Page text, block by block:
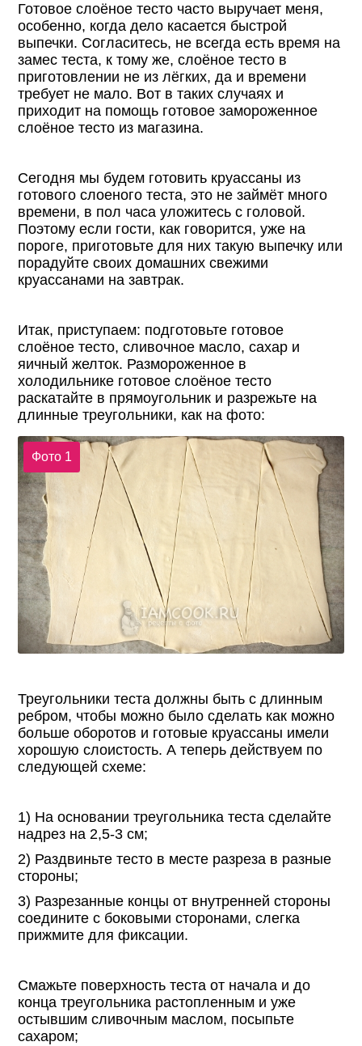
Готовое слоёное тесто часто выручает меня,
особенно, когда дело касается быстрой
выпечки. Согласитесь, не всегда есть время на
замес теста, к тому же, слоёное тесто в
приготовлении не из лёгких, да и времени
требует не мало. Вот в таких случаях и
приходит на помощь готовое замороженное
слоёное тесто из магазина.
Сегодня мы будем готовить круассаны из
готового слоеного теста, это не займёт много
времени, в пол часа уложитесь с головой.
Поэтому если гости, как говорится, уже на
пороге, приготовьте для них такую выпечку или
порадуйте своих домашних свежими
круассанами на завтрак.
Итак, приступаем: подготовьте готовое
слоёное тесто, сливочное масло, сахар и
яичный желток. Размороженное в
холодильнике готовое слоёное тесто
раскатайте в прямоугольник и разрежьте на
длинные треугольники, как на фото:
Фото 1
Треугольники теста должны быть с длинным
ребром, чтобы можно было сделать как можно
больше оборотов и готовые круассаны имели
хорошую слоистость. А теперь действуем по
следующей схеме:
1) На основании треугольника теста сделайте
надрез на 2,5-3 см;
2) Раздвиньте тесто в месте разреза в разные
стороны;
3) Разрезанные концы от внутренней стороны
соедините с боковыми сторонами, слегка
прижмите для фиксации.
Смажьте поверхность теста от начала и до
конца треугольника растопленным и уже
остывшим сливочным маслом, посыпьте
сахаром;